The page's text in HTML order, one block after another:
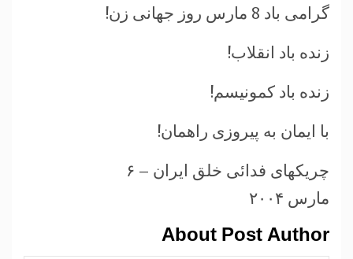
گرامی باد 8 مارس روز جهانی زن!
زنده باد انقلاب!
زنده باد کمونیسم!
با ایمان به پیروزی راهمان!
چریکهای فدائی خلق ایران – ۶
مارس ۲۰۰۴
About Post Author